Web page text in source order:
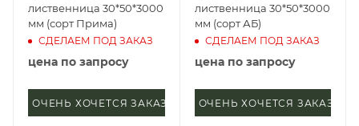
лиственница 30*50*3000
мм (сорт Прима)
СДЕЛАЕМ ПОД ЗАКАЗ
цена по запросу
ОЧЕНЬ ХОЧЕТСЯ ЗАКАЗАТЬ
лиственница 30*50*3000
мм (сорт АБ)
СДЕЛАЕМ ПОД ЗАКАЗ
цена по запросу
ОЧЕНЬ ХОЧЕТСЯ ЗАКАЗАТЬ